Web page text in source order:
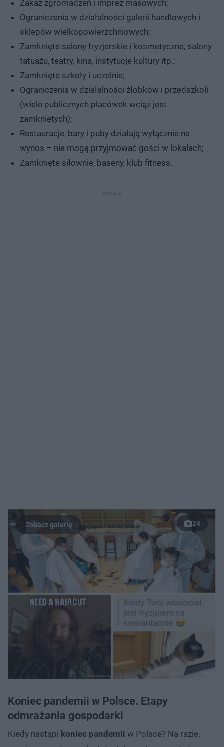
Zakaz zgromadzeń i imprez masowych;
Ograniczenia w działalności galerii handlowych i
sklepów wielkopowierzchniowych;
Zamknięte salony fryzjerskie i kosmetyczne, salony
tatuażu, teatry, kina, instytucje kultury itp.;
Zamknięte szkoły i uczelnie;
Ograniczenia w działalności żłobków i przedszkoli
(wiele publicznych placówek wciąż jest
zamkniętych);
Restauracje, bary i puby działają wyłącznie na
wynos – nie mogą przyjmować gości w lokalach;
Zamknięte siłownie, baseny, klub fitness.
24
Koniec pandemii w Polsce. Etapy
odmrażania gospodarki
Kiedy nastąpi koniec pandemii w Polsce? Na razie,